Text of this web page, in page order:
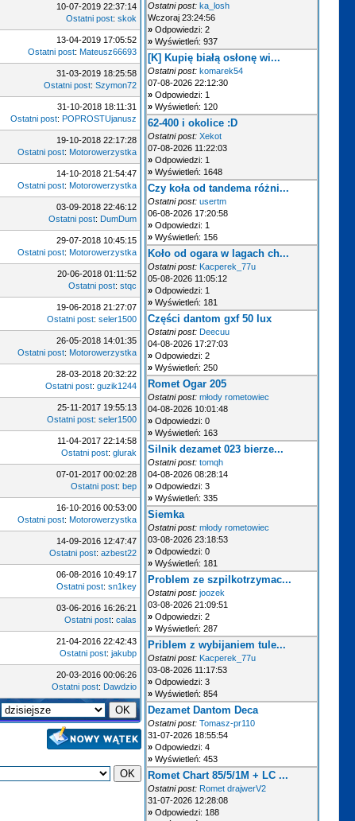
10-07-2019 22:37:14
Ostatni post:skok
13-04-2019 17:05:52
Ostatni post: Mateusz66693
31-03-2019 18:25:58
Ostatni post:Szymon72
31-10-2018 18:11:31
Ostatni post: POPROSTUjanusz
19-10-2018 22:17:28
Ostatni post: Motorowerzystka
14-10-2018 21:54:47
Ostatni post: Motorowerzystka
03-09-2018 22:46:12
Ostatni post: DumDum
29-07-2018 10:45:15
Ostatni post: Motorowerzystka
20-06-2018 01:11:52
Ostatni post:stqc
19-06-2018 21:27:07
Ostatni post:seler1500
26-05-2018 14:01:35
Ostatni post: Motorowerzystka
28-03-2018 20:32:22
Ostatni post:guzik1244
25-11-2017 19:55:13
Ostatni post:seler1500
11-04-2017 22:14:58
Ostatni post:glurak
07-01-2017 00:02:28
Ostatni post: bep
16-10-2016 00:53:00
Ostatni post: Motorowerzystka
14-09-2016 12:47:47
Ostatni post:azbest22
06-08-2016 10:49:17
Ostatni post:sn1key
03-06-2016 16:26:21
Ostatni post:calas
21-04-2016 22:42:43
Ostatni post:jakubp
20-03-2016 00:06:26
Ostatni post: Dawdzio
Ostatni post: ka_losh
Wczoraj 23:24:56
»Odpowiedzi: 2
»Wyświetleń: 937
[K] Kupię białą osłonę wi...
Ostatni post: komarek54
07-08-2026 22:12:30
»Odpowiedzi: 1
»Wyświetleń: 120
62-400 i okolice :D
Ostatni post: Xekot
07-08-2026 11:22:03
»Odpowiedzi: 1
»Wyświetleń: 1648
Czy koła od tandema różni...
Ostatni post: usertm
06-08-2026 17:20:58
»Odpowiedzi: 1
»Wyświetleń: 156
Koło od ogara w lagach ch...
Ostatni post: Kacperek_77u
05-08-2026 11:05:12
»Odpowiedzi: 1
»Wyświetleń: 181
Części dantom gxf 50 lux
Ostatni post: Deecuu
04-08-2026 17:27:03
»Odpowiedzi: 2
»Wyświetleń: 250
Romet Ogar 205
Ostatni post: młody rometowiec
04-08-2026 10:01:48
»Odpowiedzi: 0
»Wyświetleń: 163
Silnik dezamet 023 bierze...
Ostatni post: tomqh
04-08-2026 08:28:14
»Odpowiedzi: 3
»Wyświetleń: 335
Siemka
Ostatni post: młody rometowiec
03-08-2026 23:18:53
»Odpowiedzi: 0
»Wyświetleń: 181
Problem ze szpilkotrzymac...
Ostatni post: joozek
03-08-2026 21:09:51
»Odpowiedzi: 2
»Wyświetleń: 287
Priblem z wybijaniem tule...
Ostatni post: Kacperek_77u
03-08-2026 11:17:53
»Odpowiedzi: 3
»Wyświetleń: 854
Dezamet Dantom Deca
Ostatni post: Tomasz-pr110
31-07-2026 18:55:54
»Odpowiedzi: 4
»Wyświetleń: 453
Romet Chart 85/5/1M + LC ...
Ostatni post: Romet drajwerV2
31-07-2026 12:28:08
»Odpowiedzi: 188